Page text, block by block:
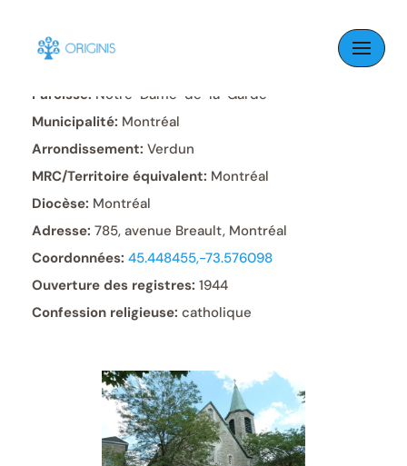
Skip
content
Paroisse: Notre-Dame-de-la-Garde
Municipalité: Montréal
Arrondissement: Verdun
MRC/Territoire équivalent: Montréal
Diocèse: Montréal
Adresse: 785, avenue Breault, Montréal
Coordonnées: 45.448455,-73.576098
Ouverture des registres: 1944
Confession religieuse: catholique